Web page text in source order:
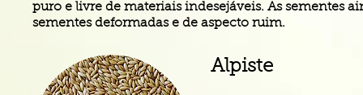
puro e livre de materiais indesejáveis. As sementes
sementes deformadas e de aspecto ruim.
Alpiste